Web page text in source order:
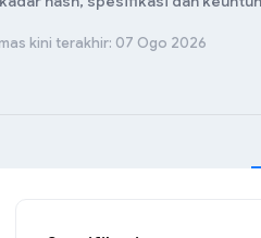
kini terakhir: 07 Ogo 2026